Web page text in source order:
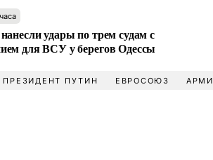
удары по трем судам с
для ВСУ у берегов Одессы
ПРЕЗИДЕНТ ПУТИН ЕВРОСОЮЗ